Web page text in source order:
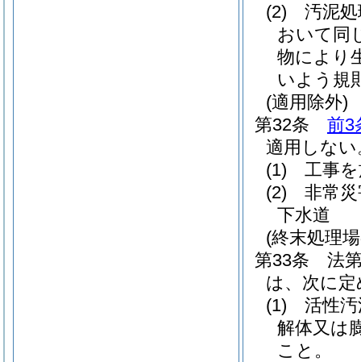
(2)
汚泥
おいて同
物により
いよう規
(適用除外)
第32条
前3
適用しない
(1)
工事
(2)
非常
下水道
(終末処理
第33条
法
は、次に
(1)
活性
解体又は
こと。